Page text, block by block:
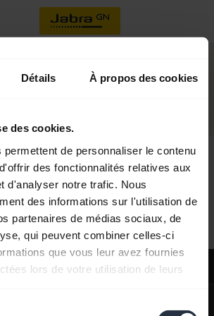
Détails À propos des cookies
des cookies.
permettent de personnaliser le contenu
des fonctionnalités relatives aux
d'analyser notre trafic. Nous
des informations sur l'utilisation de
partenaires de médias sociaux, de
qui peuvent combiner celles-ci
que vous leur avez fournies
lors de votre utilisation de leurs
CONTACT
le contenu du support